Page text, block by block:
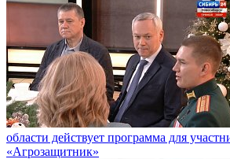
области действует программа для
«Агрозащитник»